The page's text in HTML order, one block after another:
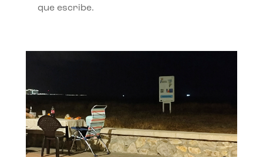
que escribe.